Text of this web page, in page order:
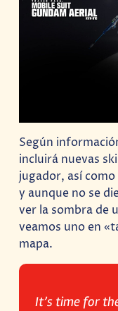
Según
incluirá nuevas
jugador, así
y aunque no se
ver la sombra de
veamos uno en
mapa.
It’s time for